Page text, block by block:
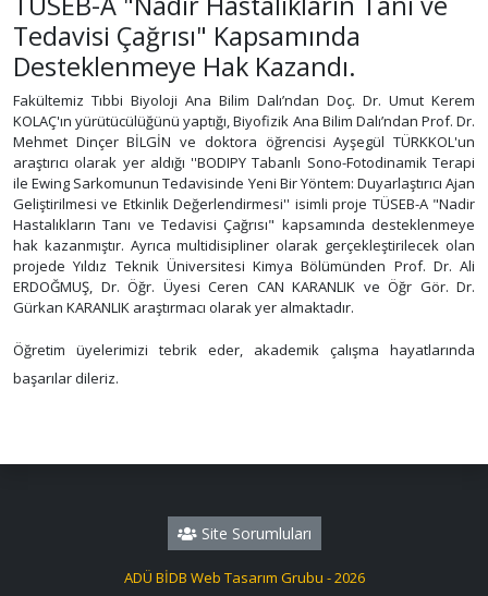
Tedavisi Çağrısı" Kapsamında
Desteklenmeye Hak Kazandı.
Fakültemiz Tıbbi Biyoloji Ana Bilim Dalı’ndan Doç. Dr. Umut Kerem
KOLAÇ'ın yürütücülüğünü yaptığı, Biyofizik Ana Bilim Dalı’ndan Prof. Dr.
Mehmet Dinçer BİLGİN ve doktora öğrencisi Ayşegül TÜRKKOL'un
araştırıcı olarak yer aldığı ''BODIPY Tabanlı Sono-Fotodinamik Terapi
ile Ewing Sarkomunun Tedavisinde Yeni Bir Yöntem: Duyarlaştırıcı Ajan
Geliştirilmesi ve Etkinlik Değerlendirmesi'' isimli proje TÜSEB-A "Nadir
Hastalıkların Tanı ve Tedavisi Çağrısı" kapsamında desteklenmeye
hak kazanmıştır. Ayrıca multidisipliner olarak gerçekleştirilecek olan
projede Yıldız Teknik Üniversitesi Kimya Bölümünden Prof. Dr. Ali
ERDOĞMUŞ, Dr. Öğr. Üyesi Ceren CAN KARANLIK ve Öğr Gör. Dr.
Gürkan KARANLIK araştırmacı olarak yer almaktadır.
Öğretim üyelerimizi tebrik eder, akademik çalışma hayatlarında
başarılar dileriz.
Site Sorumluları
ADÜ BİDB Web Tasarım Grubu - 2026